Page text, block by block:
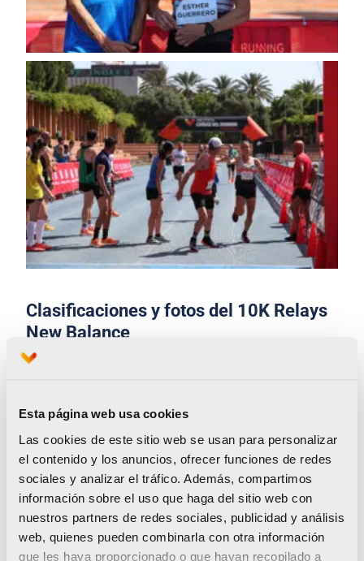
Esta página web usa cookies
Las cookies de este sitio web se usan para personalizar
el contenido y los anuncios, ofrecer funciones de redes
sociales y analizar el tráfico. Además, compartimos
información sobre el uso que haga del sitio web con
nuestros partners de redes sociales, publicidad y análisis
web, quienes pueden combinarla con otra información
que les haya proporcionado o que hayan recopilado a
Clasificaciones y fotos del 10K Relays
New Balance
Se establecerán premios a al equipo ganador
Masculino, Femenino y Mixto:
Solo hay un premio para el equipo mixto.
Se contactará con el capitán del equipo ganador